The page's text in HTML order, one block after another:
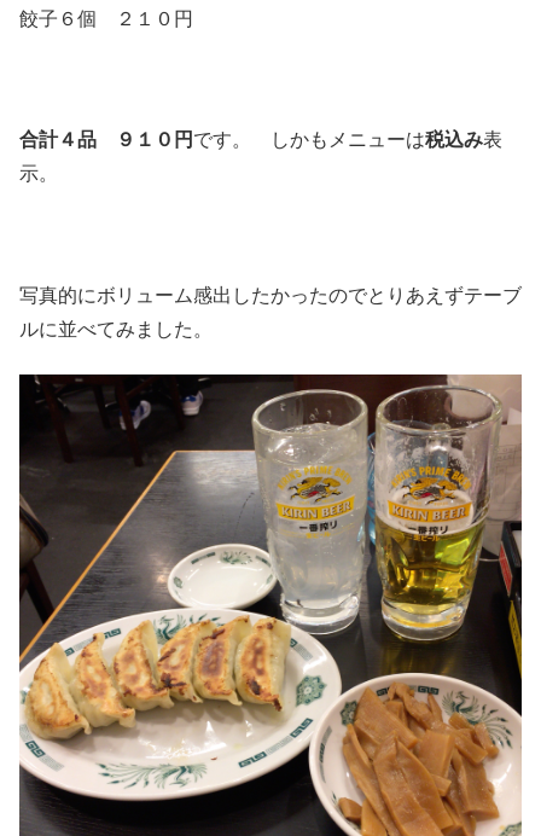
餃子６個 ２１０円
合計４品 ９１０円 です。 しかもメニューは税込み表
示。
写真的にボリューム感出したかったのでとりあえずテーブ
ルに並べてみました。